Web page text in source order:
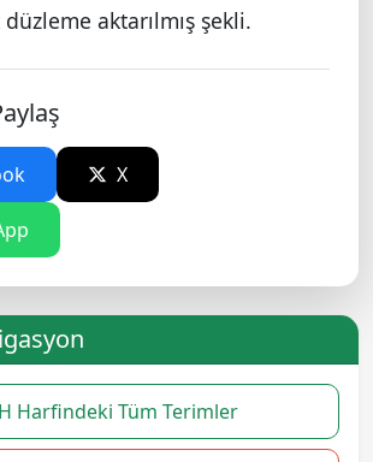
aktarılmış şekli.
X
H Harfindeki Tüm Terimler